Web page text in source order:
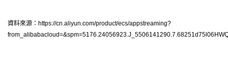
資料來源：https://cn.aliyun.com/product/ecs/appstreaming?